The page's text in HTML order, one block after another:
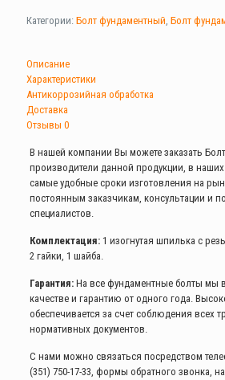
Категории: Болт фундаментный, Болт
Описание
Характеристики
Антикоррозийная обработка
Доставка
Отзывы 0
В нашей компании Вы можете заказать
производители данной продукции, в
самые удобные сроки изготовления на
постоянным заказчикам, консультации и
специалистов.
Комплектация:1 изогнутая шпилька с
2 гайки, 1 шайба.
Гарантия:На все фундаментные болты мы
качестве и гарантию от одного года.
обеспечивается за счет соблюдения всех
нормативных документов.
С нами можно связаться посредством
(351) 750-17-33, формы обратного звонка,